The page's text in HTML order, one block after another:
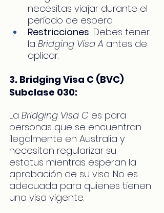
necesitas viajar durante el
período de espera.
Restricciones: Debes tener
la Bridging Visa A antes de
aplicar.
3. Bridging Visa C (BVC)
Subclase 030:
La Bridging Visa C es para
personas que se encuentran
ilegalmente en Australia y
necesitan regularizar su
estatus mientras esperan la
aprobación de su visa. No es
adecuada para quienes tienen
una visa vigente.